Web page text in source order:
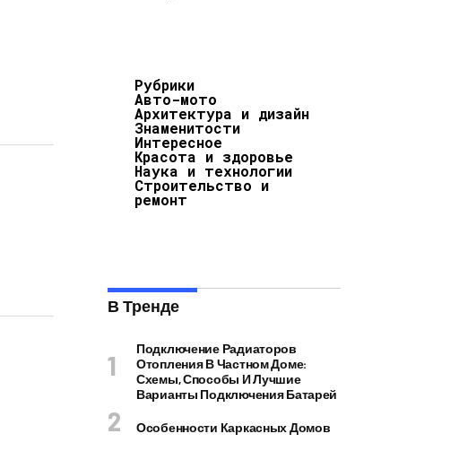
Рубрики
Авто-мото
Архитектура и дизайн
Знаменитости
Интересное
Красота и здоровье
Наука и технологии
Строительство и
ремонт
В Тренде
Подключение Радиаторов
Отопления В Частном Доме:
Схемы, Способы И Лучшие
Варианты Подключения Батарей
Особенности Каркасных Домов